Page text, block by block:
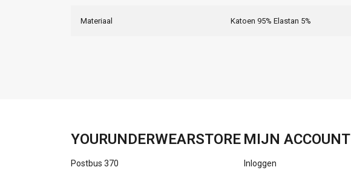
Materiaal Katoen 95% Elastan 5%
YOURUNDERWEARSTORE
Postbus 370
MIJN ACCOUNT
Inloggen